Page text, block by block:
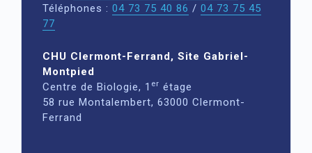
Téléphones : 04 73 75 40 86 / 04 73 75 45
77
CHU Clermont-Ferrand, Site Gabriel-
Montpied
Centre de Biologie, 1 er étage
58 rue Montalembert, 63000 Clermont-
Ferrand